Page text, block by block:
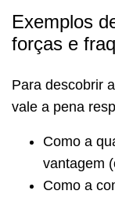
Exemplos
forças e
Para descobrir
vale a pena
Como a
vantagem
Como a